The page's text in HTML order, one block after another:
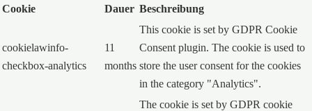
Cookie
Dauer Beschreibung
cookielawinfo-
checkbox-analytics
11
months
This cookie is set by GDPR Cookie
Consent plugin. The cookie is used to
store the user consent for the cookies
in the category "Analytics".
The cookie is set by GDPR cookie